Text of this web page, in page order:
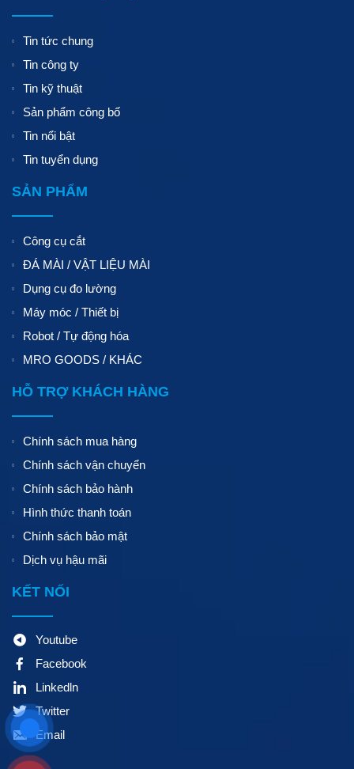
Tin tức chung
Tin công ty
Tin kỹ thuật
Sản phẩm công bố
Tin nổi bật
Tin tuyển dụng
SẢN PHẨM
Công cụ cắt
ĐÁ MÀI / VẬT LIỆU MÀI
Dụng cụ đo lường
Máy móc / Thiết bị
Robot / Tự động hóa
MRO GOODS / KHÁC
HỖ TRỢ KHÁCH HÀNG
Chính sách mua hàng
Chính sách vận chuyển
Chính sách bảo hành
Hình thức thanh toán
Chính sách bảo mật
Dịch vụ hậu mãi
KẾT NỐI
Youtube
Facebook
Linkedln
Twitter
Email